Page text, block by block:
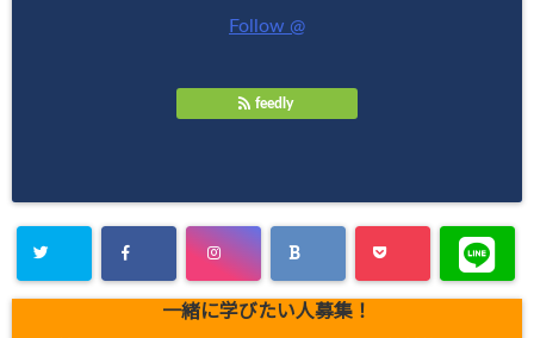
Follow @
feedly
一緒に学びたい人募集！